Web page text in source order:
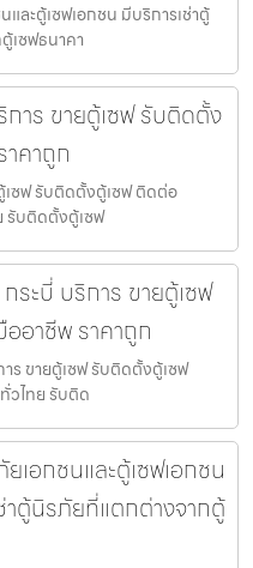
ละตู้เซฟเอกชน มีบริการเช่าตู้
เซฟธนาคา
การ ขายตู้เซฟ รับติดตั้ง
คาถูก
เซฟ รับติดตั้งตู้เซฟ ติดต่อ
รับติดตั้งตู้เซฟ
ระบี่ บริการ ขายตู้เซฟ
อาชีพ ราคาถูก
ร ขายตู้เซฟ รับติดตั้งตู้เซฟ
วไทย รับติด
อกชนและตู้เซฟเอกชน
าตู้นิรภัยที่แตกต่างจากตู้